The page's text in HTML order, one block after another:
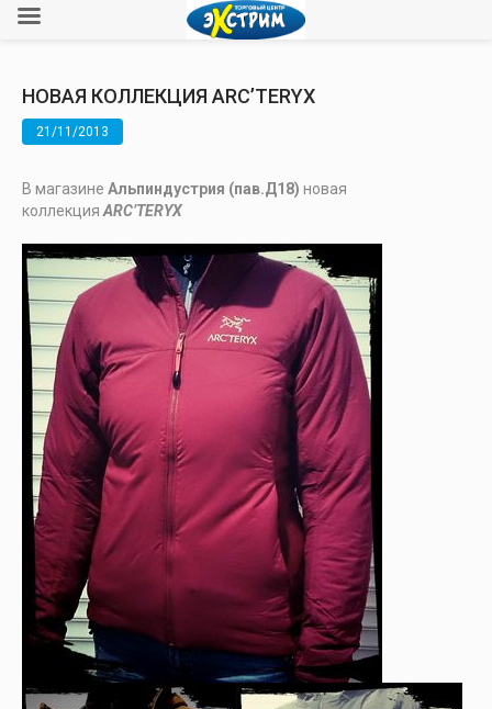
НОВАЯ КОЛЛЕКЦИЯ ARC’TERYX
21/11/2013
В магазине Альпиндустрия (пав.Д18) новая
коллекция ARC’TERYX